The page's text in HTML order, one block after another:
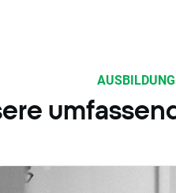
AUSBILDUNG